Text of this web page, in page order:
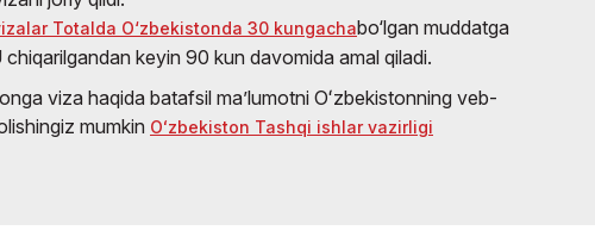
Totalda O‘zbekistonda 30 kungachabo‘lgan muddatga
chiqarilgandan keyin 90 kun davomida amal qiladi.
viza haqida batafsil maʼlumotni Oʻzbekistonning veb-
mumkin Oʻzbekiston Tashqi ishlar vazirligi